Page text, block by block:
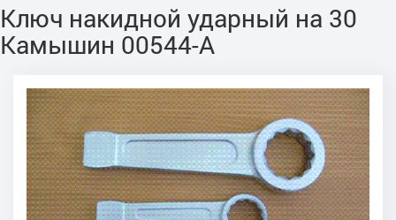
Ключ накидной ударный на 30
Камышин 00544-А